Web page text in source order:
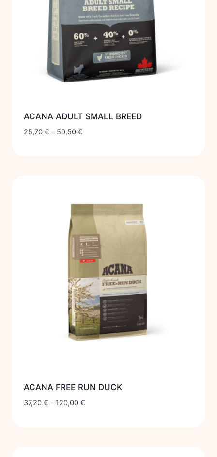
ACANA ADULT SMALL BREED
25,70 € – 59,50 €
ACANA FREE RUN DUCK
37,20 € – 120,00 €